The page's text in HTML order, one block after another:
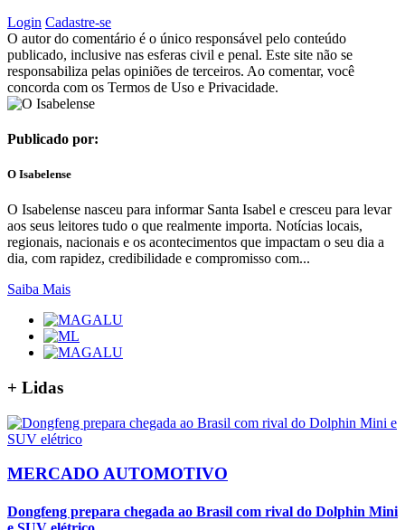
Login Cadastre-se
O autor do comentário é o único responsável pelo conteúdo
publicado, inclusive nas esferas civil e penal. Este site não se
responsabiliza pelas opiniões de terceiros. Ao comentar, você
concorda com os Termos de Uso e Privacidade.
Publicado por:
O Isabelense
O Isabelense nasceu para informar Santa Isabel e cresceu para levar
aos seus leitores tudo o que realmente importa. Notícias locais,
regionais, nacionais e os acontecimentos que impactam o seu dia a
dia, com rapidez, credibilidade e compromisso com...
Saiba Mais
+ Lidas
MERCADO AUTOMOTIVO
Dongfeng prepara chegada ao Brasil com rival do Dolphin Mini